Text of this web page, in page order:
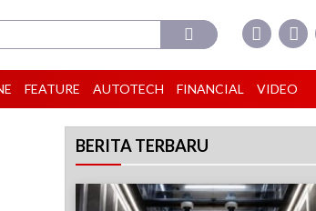
FEATURE AUTOTECH FINANCIAL VIDEO
BERITA TERBARU